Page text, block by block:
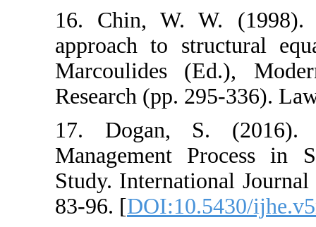
16. Chin, W.
approach to
Marcoulides
Research (pp.
17. Dogan,
Management
Study.
83-96. [